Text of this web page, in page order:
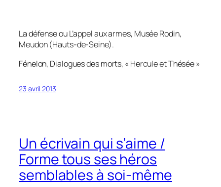
La défenseouL’appel aux armes, Musée Rodin,
Meudon (Hauts-de-Seine).
Fénelon, Dialogues des morts, « Hercule et Thésée »
23 avril 2013
Un écrivain qui s’aime /
Forme tous ses héros
semblables à soi-même